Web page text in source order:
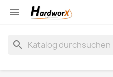

search